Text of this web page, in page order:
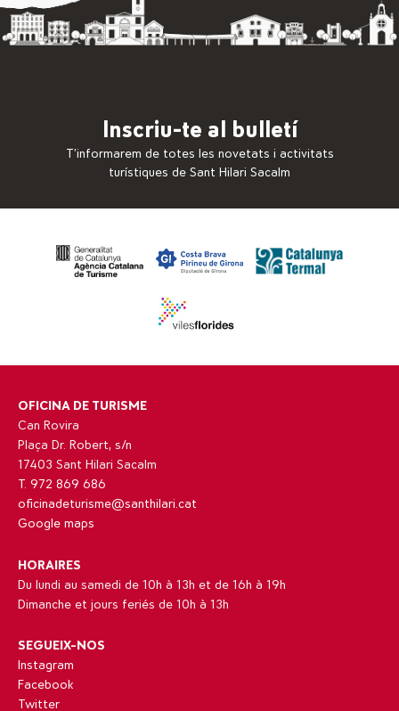
Inscriu-te al bulletí
T’informarem de totes les novetats i activitats
turístiques de Sant Hilari Sacalm
OFICINA DE TURISME
Can Rovira
Plaça Dr. Robert, s/n
17403 Sant Hilari Sacalm
T. 972 869 686
oficinadeturisme@santhilari.cat
Google maps
HORAIRES
Du lundi au samedi de 10h à 13h et de 16h à 19h
Dimanche et jours feriés de 10h à 13h
SEGUEIX-NOS
Instagram
Facebook
Twitter